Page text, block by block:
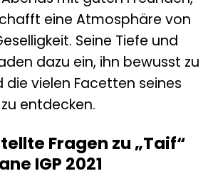
eine Atmosphäre von
Seine Tiefe und
dazu ein, ihn bewusst zu
die vielen Facetten seines
entdecken.
Fragen zu „Taif“
IGP 2021